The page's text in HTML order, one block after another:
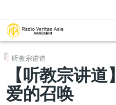
听教宗讲道
【听教宗讲
爱的召唤